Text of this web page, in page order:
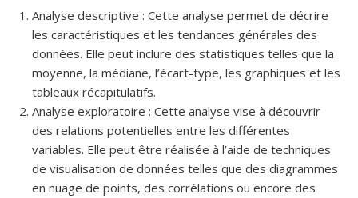
Analyse descriptive : Cette analyse permet de décrire
les caractéristiques et les tendances générales des
données. Elle peut inclure des statistiques telles que la
moyenne, la médiane, l’écart-type, les graphiques et les
tableaux récapitulatifs.
Analyse exploratoire : Cette analyse vise à découvrir
des relations potentielles entre les différentes
variables. Elle peut être réalisée à l’aide de techniques
de visualisation de données telles que des diagrammes
en nuage de points, des corrélations ou encore des